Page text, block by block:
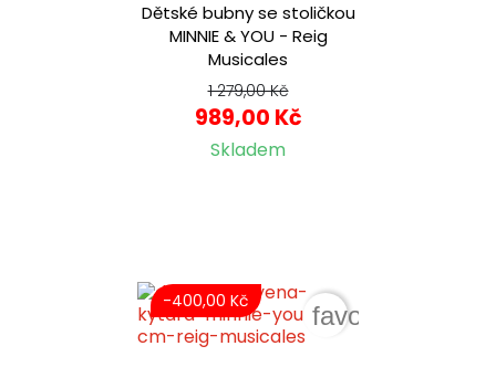
Dětské bubny se stoličkou
MINNIE & YOU - Reig
Musicales
1 279,00 Kč
989,00 Kč
Skladem
-400,00 Kč
favorite_border